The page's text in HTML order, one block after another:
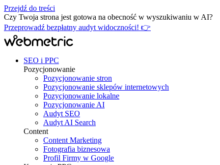
Przejdź do treści
Czy Twoja strona jest gotowa na obecność w wyszukiwaniu w AI?
Przeprowadź bezpłatny audyt widoczności! 👉
SEO i PPC
Pozycjonowanie
Pozycjonowanie stron
Pozycjonowanie sklepów internetowych
Pozycjonowanie lokalne
Pozycjonowanie AI
Audyt SEO
Audyt AI Search
Content
Content Marketing
Fotografia biznesowa
Profil Firmy w Google